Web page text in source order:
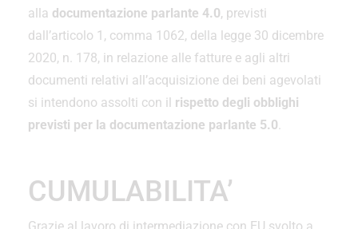
alla documentazione parlante 4.0, previsti
dall’articolo 1, comma 1062, della legge 30 dicembre
2020, n. 178, in relazione alle fatture e agli altri
documenti relativi all’acquisizione dei beni agevolati
si intendono assolti con il rispetto degli obblighi
previsti per la documentazione parlante 5.0.
CUMULABILITA’